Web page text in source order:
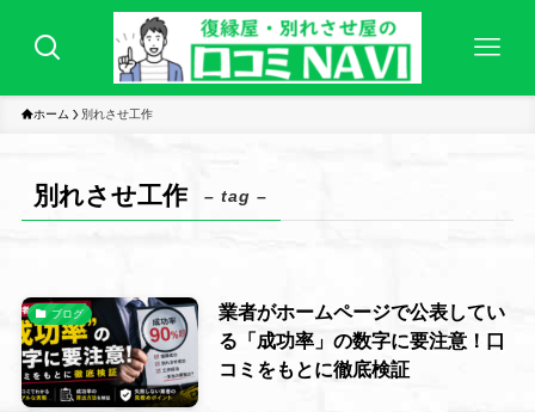
ホーム 別れさせ工作
別れさせ工作 – tag –
ブログ
業者がホームページで公表してい
る「成功率」の数字に要注意！口
コミをもとに徹底検証